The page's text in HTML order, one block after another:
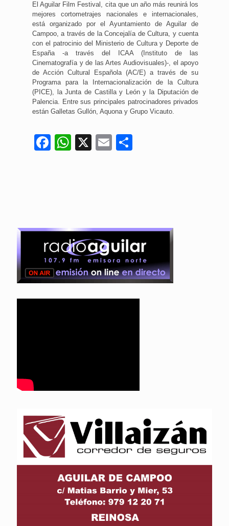
El Aguilar Film Festival, cita que un año más reunirá los
mejores cortometrajes nacionales e internacionales,
está organizado por el Ayuntamiento de Aguilar de
Campoo, a través de la Concejalía de Cultura, y cuenta
con el patrocinio del Ministerio de Cultura y Deporte de
España -a través del ICAA (Instituto de las
Cinematografía y de las Artes Audiovisuales)-, el apoyo
de Acción Cultural Española (AC/E) a través de su
Programa para la Internacionalización de la Cultura
(PICE), la Junta de Castilla y León y la Diputación de
Palencia. Entre sus principales patrocinadores privados
están Galletas Gullón, Aquona y Grupo Vicauto.
Facebook
WhatsApp
X Email